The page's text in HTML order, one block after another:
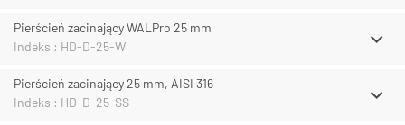
Pierścień zacinający WALPro 25 mm
Indeks : HD-D-25-W
Pierścień zacinający 25 mm, AISI 316
Indeks : HD-D-25-SS